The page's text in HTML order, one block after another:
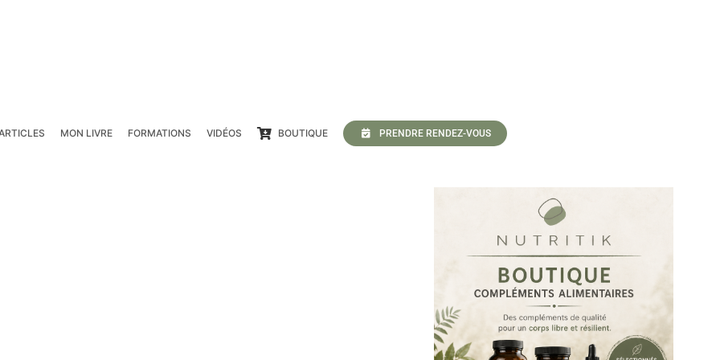
MON LIVRE FORMATIONS VIDÉOS BOUTIQUE PRENDRE RENDEZ-VOUS